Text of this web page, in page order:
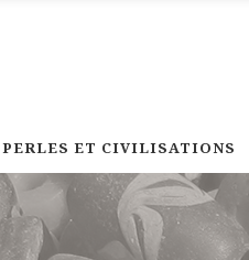
PERLES ET CIVILISATIONS